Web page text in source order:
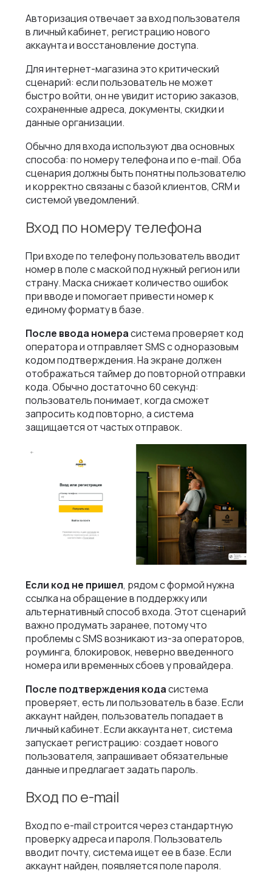
Авторизация отвечает за вход пользователя
в личный кабинет, регистрацию нового
аккаунта и восстановление доступа.
Для интернет-магазина это критический
сценарий: если пользователь не может
быстро войти, он не увидит историю заказов,
сохраненные адреса, документы, скидки и
данные организации.
Обычно для входа используют два основных
способа: по номеру телефона и по e-mail. Оба
сценария должны быть понятны пользователю
и корректно связаны с базой клиентов, CRM и
системой уведомлений.
Вход по номеру телефона
При входе по телефону пользователь вводит
номер в поле с маской под нужный регион или
страну. Маска снижает количество ошибок
при вводе и помогает привести номер к
единому формату в базе.
После ввода номерасистема проверяет код
оператора и отправляет SMS с одноразовым
кодом подтверждения. На экране должен
отображаться таймер до повторной отправки
кода. Обычно достаточно 60 секунд:
пользователь понимает, когда сможет
запросить код повторно, а система
защищается от частых отправок.
Если код не пришел, рядом с формой нужна
ссылка на обращение в поддержку или
альтернативный способ входа. Этот сценарий
важно продумать заранее, потому что
проблемы с SMS возникают из-за операторов,
роуминга, блокировок, неверно введенного
номера или временных сбоев у провайдера.
После подтверждения кодасистема
проверяет, есть ли пользователь в базе. Если
аккаунт найден, пользователь попадает в
личный кабинет. Если аккаунта нет, система
запускает регистрацию: создает нового
пользователя, запрашивает обязательные
данные и предлагает задать пароль.
Вход по e-mail
Вход по e-mail строится через стандартную
проверку адреса и пароля. Пользователь
вводит почту, система ищет ее в базе. Если
аккаунт найден, появляется поле пароля.